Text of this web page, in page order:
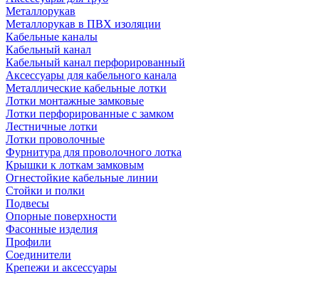
Металлорукав
Металлорукав в ПВХ изоляции
Кабельные каналы
Кабельный канал
Кабельный канал перфорированный
Аксессуары для кабельного канала
Металлические кабельные лотки
Лотки монтажные замковые
Лотки перфорированные с замком
Лестничные лотки
Лотки проволочные
Фурнитура для проволочного лотка
Крышки к лоткам замковым
Огнестойкие кабельные линии
Стойки и полки
Подвесы
Опорные поверхности
Фасонные изделия
Профили
Соединители
Крепежи и аксессуары